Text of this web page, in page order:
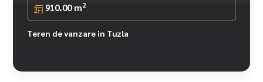
910.00 m2
Teren de vanzare in Tuzla